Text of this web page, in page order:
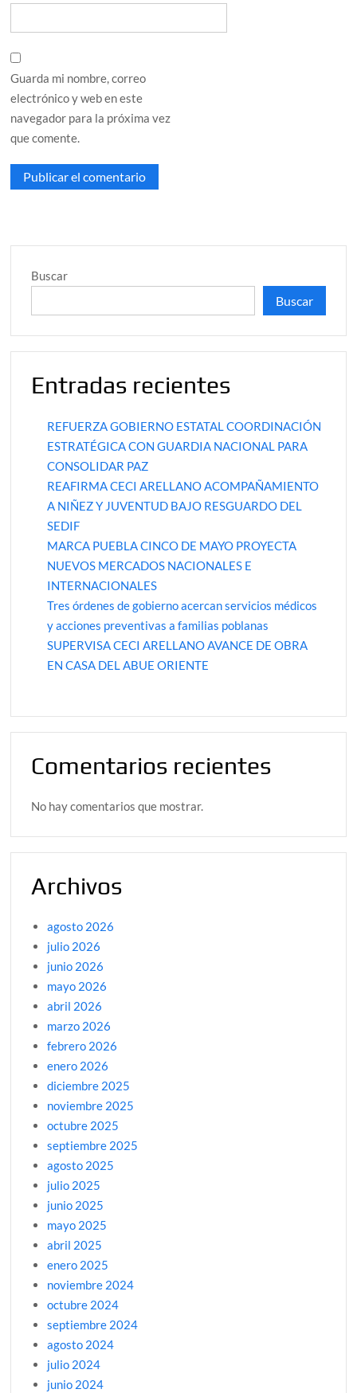
Guarda mi nombre, correo
electrónico y web en este
navegador para la próxima vez
que comente.
Buscar
Buscar
Entradas recientes
REFUERZA GOBIERNO ESTATAL COORDINACIÓN
ESTRATÉGICA CON GUARDIA NACIONAL PARA
CONSOLIDAR PAZ
REAFIRMA CECI ARELLANO ACOMPAÑAMIENTO
A NIÑEZ Y JUVENTUD BAJO RESGUARDO DEL
SEDIF
MARCA PUEBLA CINCO DE MAYO PROYECTA
NUEVOS MERCADOS NACIONALES E
INTERNACIONALES
Tres órdenes de gobierno acercan servicios médicos
y acciones preventivas a familias poblanas
SUPERVISA CECI ARELLANO AVANCE DE OBRA
EN CASA DEL ABUE ORIENTE
Comentarios recientes
No hay comentarios que mostrar.
Archivos
agosto 2026
julio 2026
junio 2026
mayo 2026
abril 2026
marzo 2026
febrero 2026
enero 2026
diciembre 2025
noviembre 2025
octubre 2025
septiembre 2025
agosto 2025
julio 2025
junio 2025
mayo 2025
abril 2025
enero 2025
noviembre 2024
octubre 2024
septiembre 2024
agosto 2024
julio 2024
junio 2024